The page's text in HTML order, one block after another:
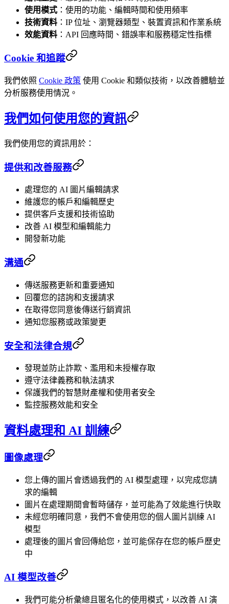
使用模式 ：使用的功能、編輯時間和使用頻率
技術資料 ：IP 位址、瀏覽器類型、裝置資訊和作業系統
效能資料 ：API 回應時間、錯誤率和服務穩定性指標
Cookie 和追蹤
我們依照 Cookie 政策 使用 Cookie 和類似技術，以改善體驗並
分析服務使用情況。
我們如何使用您的資訊
我們使用您的資訊用於：
提供和改善服務
處理您的 AI 圖片編輯請求
維護您的帳戶和編輯歷史
提供客戶支援和技術協助
改善 AI 模型和編輯能力
開發新功能
溝通
傳送服務更新和重要通知
回覆您的諮詢和支援請求
在取得您同意後傳送行銷資訊
通知您服務或政策變更
安全和法律合規
發現並防止詐欺、濫用和未授權存取
遵守法律義務和執法請求
保護我們的智慧財產權和使用者安全
監控服務效能和安全
資料處理和 AI 訓練
圖像處理
您上傳的圖片會透過我們的 AI 模型處理，以完成您請
求的編輯
圖片在處理期間會暫時儲存，並可能為了效能進行快取
未經您明確同意，我們不會使用您的個人圖片訓練 AI
模型
處理後的圖片會回傳給您，並可能保存在您的帳戶歷史
中
AI 模型改善
我們可能分析彙總且匿名化的使用模式，以改善 AI 演